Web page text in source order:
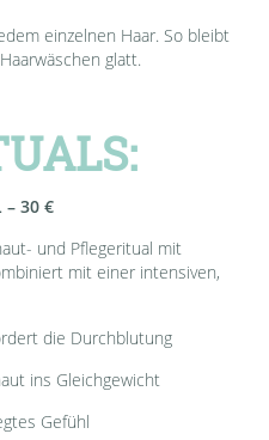
einzelnen Haar. So bleibt
glatt.
– 30 €
und Pflegeritual mit
mit einer intensiven,
die Durchblutung
ins Gleichgewicht
Gefühl